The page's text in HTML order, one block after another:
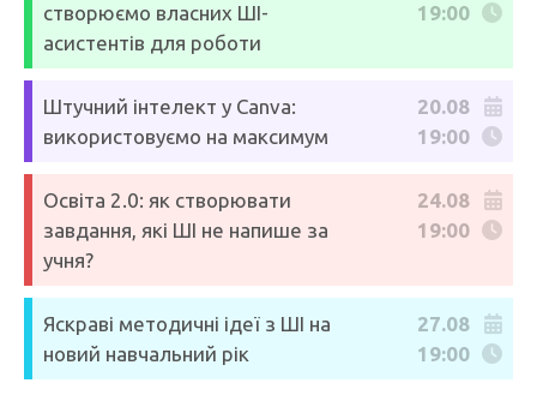
створюємо власних ШІ-
асистентів для роботи
19:00
Штучний інтелект у Canva:
використовуємо на максимум
20.08
19:00
Освіта 2.0: як створювати
завдання, які ШІ не напише за
учня?
24.08
19:00
Яскраві методичні ідеї з ШІ на
новий навчальний рік
27.08
19:00